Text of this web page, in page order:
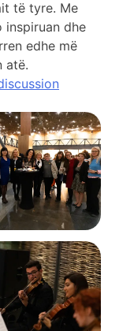
të tyre. Me
dhe
edhe më
atë.